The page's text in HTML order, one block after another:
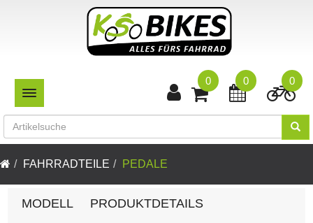
TOGGLE NAVIGATION
0
0
0
FAHRRADTEILE PEDALE
MODELL PRODUKTDETAILS